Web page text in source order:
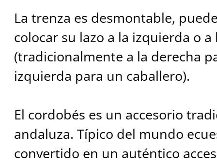
La trenza es desmontable,
colocar su lazo a la izquierda o a
(tradicionalmente a la derecha
izquierda para un caballero).
El cordobés es un accesorio
andaluza. Típico del mundo
convertido en un auténtico